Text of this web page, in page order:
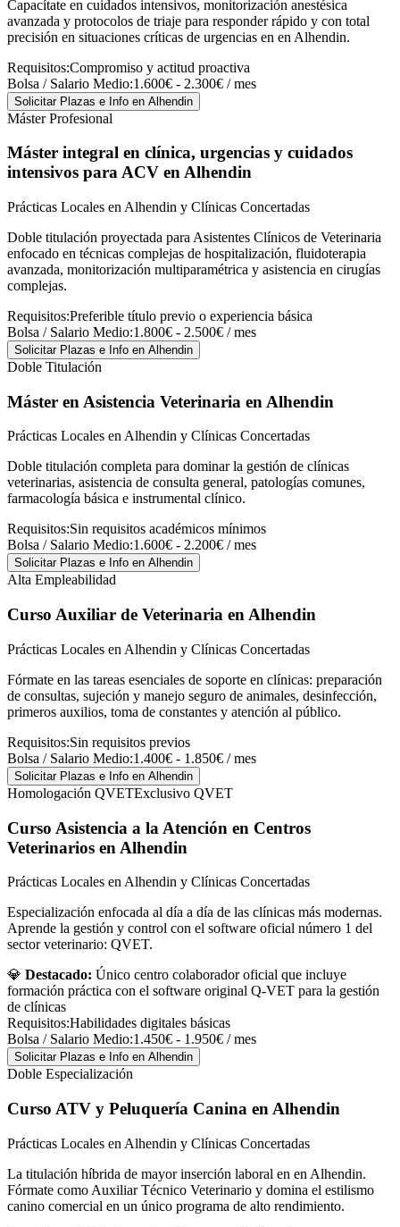
Capacítate en cuidados intensivos, monitorización anestésica
avanzada y protocolos de triaje para responder rápido y con total
precisión en situaciones críticas de urgencias en en Alhendin.
Requisitos:Compromiso y actitud proactiva
Bolsa / Salario Medio:1.600€ - 2.300€ / mes
Solicitar Plazas e Info en Alhendin
Máster Profesional
Máster integral en clínica, urgencias y cuidados
intensivos para ACV en Alhendin
Prácticas Locales en Alhendin y Clínicas Concertadas
Doble titulación proyectada para Asistentes Clínicos de Veterinaria
enfocado en técnicas complejas de hospitalización, fluidoterapia
avanzada, monitorización multiparamétrica y asistencia en cirugías
complejas.
Requisitos:Preferible título previo o experiencia básica
Bolsa / Salario Medio:1.800€ - 2.500€ / mes
Solicitar Plazas e Info en Alhendin
Doble Titulación
Máster en Asistencia Veterinaria en Alhendin
Prácticas Locales en Alhendin y Clínicas Concertadas
Doble titulación completa para dominar la gestión de clínicas
veterinarias, asistencia de consulta general, patologías comunes,
farmacología básica e instrumental clínico.
Requisitos:Sin requisitos académicos mínimos
Bolsa / Salario Medio:1.600€ - 2.200€ / mes
Solicitar Plazas e Info en Alhendin
Alta Empleabilidad
Curso Auxiliar de Veterinaria en Alhendin
Prácticas Locales en Alhendin y Clínicas Concertadas
Fórmate en las tareas esenciales de soporte en clínicas: preparación
de consultas, sujeción y manejo seguro de animales, desinfección,
primeros auxilios, toma de constantes y atención al público.
Requisitos:Sin requisitos previos
Bolsa / Salario Medio:1.400€ - 1.850€ / mes
Solicitar Plazas e Info en Alhendin
Homologación QVETExclusivo QVET
Curso Asistencia a la Atención en Centros
Veterinarios en Alhendin
Prácticas Locales en Alhendin y Clínicas Concertadas
Especialización enfocada al día a día de las clínicas más modernas.
Aprende la gestión y control con el software oficial número 1 del
sector veterinario: QVET.
💎 Destacado: Único centro colaborador oficial que incluye
formación práctica con el software original Q-VET para la gestión
de clínicas
Requisitos:Habilidades digitales básicas
Bolsa / Salario Medio:1.450€ - 1.950€ / mes
Solicitar Plazas e Info en Alhendin
Doble Especialización
Curso ATV y Peluquería Canina en Alhendin
Prácticas Locales en Alhendin y Clínicas Concertadas
La titulación híbrida de mayor inserción laboral en en Alhendin.
Fórmate como Auxiliar Técnico Veterinario y domina el estilismo
canino comercial en un único programa de alto rendimiento.